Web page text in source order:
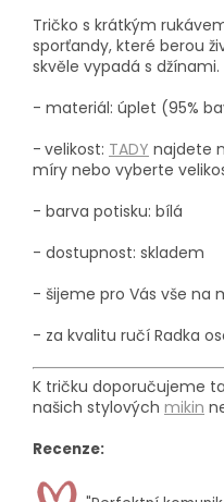
Tričko s krátkým
sporťandy, které berou
skvěle vypadá s džínami.
- materiál: úplet (95%
- velikost: TADY najdete
míry nebo vyberte
- barva potisku: bílá
- dostupnost: skladem
- šijeme pro Vás vše na
- za kvalitu ručí Radka
K tričku doporučujeme
našich stylových mikin
Recenze: